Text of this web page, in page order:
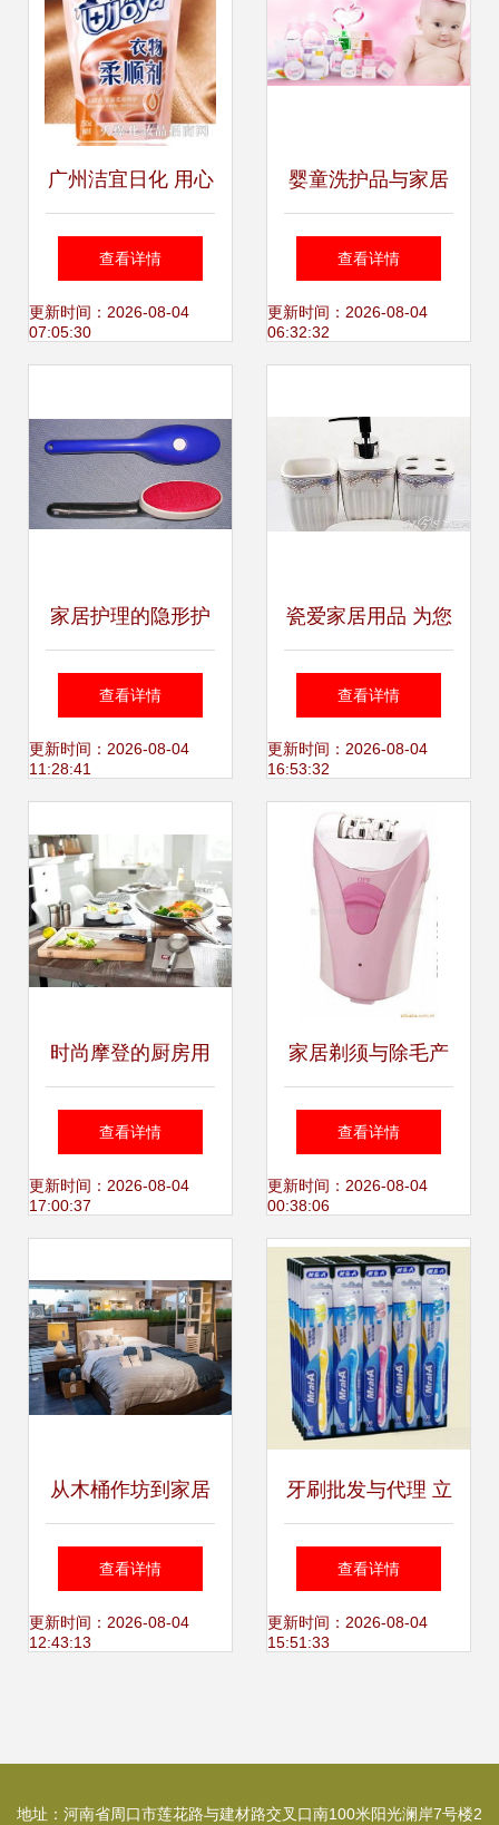
广州洁宜日化 用心
呵护每一个家，全
球家居健康护理的
查看详情
更新时间：2026-08-04
07:05:30
婴童洗护品与家居
护理用品OEM代工
厂全攻略 选择、合
查看详情
更新时间：2026-08-04
06:32:32
家居护理的隐形护
盾 面料衣刷与静电
刷的日常奇用
查看详情
更新时间：2026-08-04
11:28:41
瓷爱家居用品 为您
的家，带去一份深
情关爱
查看详情
更新时间：2026-08-04
16:53:32
时尚摩登的厨房用
具，就在佛罗伦萨
小镇 点亮家居护理
查看详情
更新时间：2026-08-04
17:00:37
家居剃须与除毛产
品指南 高效护理必
备列表
查看详情
更新时间：2026-08-04
00:38:06
从木桶作坊到家居
帝国 Crate &
Barrel为何能俘获
查看详情
更新时间：2026-08-04
12:43:13
牙刷批发与代理 立
足市场机遇，深拓
2002型号优享政策
查看详情
更新时间：2026-08-04
15:51:33
地址：河南省周口市莲花路与建材路交叉口南100米阳光澜岸7号楼2